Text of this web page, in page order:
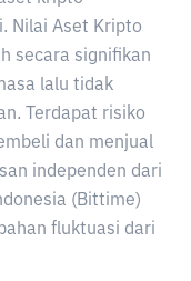
Nilai Aset Kripto
secara signifikan
lalu tidak
Terdapat risiko
dan menjual
independen dari
(Bittime)
fluktuasi dari